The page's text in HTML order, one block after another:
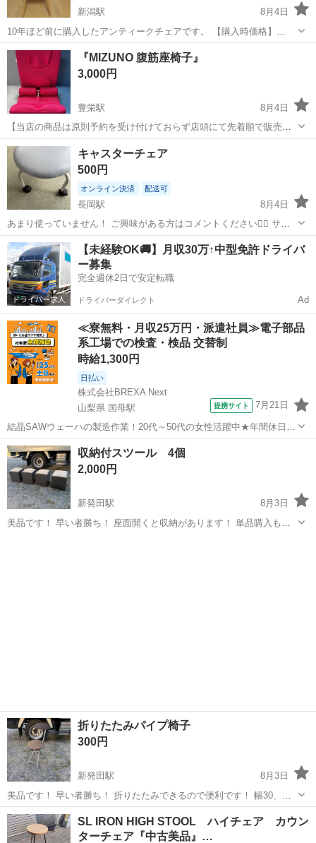
新潟駅
8月4日
10年ほど前に購入したアンティークチェアです。 【購入時価格】
20000円ぐらい 【サイズ】縦：83cm、横：40cm、奥行き：45cm
（大体です） 【傷などの状態】美品、とくに目立った大きな傷はあり
ません。 【アピールポ...
新潟 新潟市 椅子
『MIZUNO 腹筋座椅子』
3,000円
豊栄駅
8月4日
【当店の商品は原則予約を受け付けておらず店頭にて先着順で販売し
ています】 「掲載されている品物について、ぜひお譲りいただきたく
ご連絡いたしました。」 「取引の日時・場所について、ご希望に合わ
せますので、お譲りいただきた...
新潟 新潟市 豊栄駅
キャスターチェア
500円
オンライン決済 配送可
長岡駅
8月4日
あまり使っていません！ ご興味がある方はコメントください🙇‍♀️ サイ
ズ等お伝えします。
新潟 長岡市 長岡駅 椅子
【未経験OK🚚】月収30万↑中型免許ドライバ
ー募集
完全週休2日で安定転職
ドライバーダイレクト Ad
≪寮無料・月収25万円・派遣社員≫電子部品
系工場での検査・検品 交替制
時給1,300円
日払い
株式会社BREXA Next
山梨県 国母駅
提携サイト 7月21日
結晶SAWウェーハの製造作業！20代～50代の女性活躍中★年間休日
120日＆土日祝休み！クリーンルーム内でのお仕事！日払い制度利用可
◎正社員登用制度あり！マイカー通勤可！《山梨県中巨摩郡昭和町》
人気の工場のお仕事 ◇結晶...
山梨 国母駅 その他
収納付スツール 4個
2,000円
新発田駅
8月3日
美品です！ 早い者勝ち！ 座面開くと収納があります！ 単品購入も可
折りたたみパイプ椅子
300円
新発田駅
8月3日
美品です！ 早い者勝ち！ 折りたたみできるので便利です！ 幅30、奥
行49、高さ73になります！
新潟 新発田市
SL IRON HIGH STOOL ハイチェア カウン
ターチェア『中古美品』…